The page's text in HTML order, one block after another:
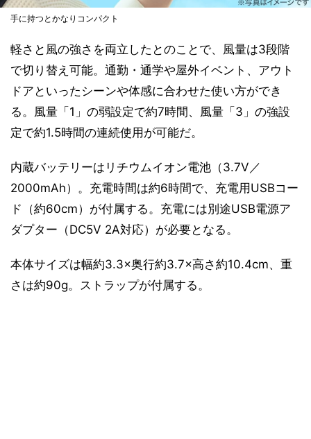
手に持つとかなりコンパクト
軽さと風の強さを両立したとのことで、風量は3段階
で切り替え可能。通勤・通学や屋外イベント、アウト
ドアといったシーンや体感に合わせた使い方ができ
る。風量「1」の弱設定で約7時間、風量「3」の強設
定で約1.5時間の連続使用が可能だ。
内蔵バッテリーはリチウムイオン電池（3.7V／
2000mAh）。充電時間は約6時間で、充電用USBコー
ド（約60cm）が付属する。充電には別途USB電源ア
ダプター（DC5V 2A対応）が必要となる。
本体サイズは幅約3.3×奥行約3.7×高さ約10.4cm、重
さは約90g。ストラップが付属する。